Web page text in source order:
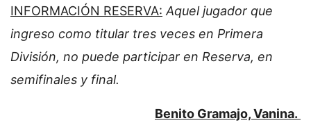
INFORMACIÓN RESERVA: Aquel jugador que
ingreso como titular tres veces en Primera
División, no puede participar en Reserva, en
semifinales y final.
Benito Gramajo, Vanina.